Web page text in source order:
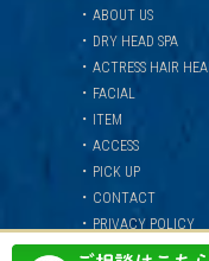
・ ABOUT US
・ DRY HEAD SPA
・ ACTRESS HAIR
・ FACIAL
・ ITEM
・ ACCESS
・ PICK UP
・ CONTACT
・ PRIVACY POLICY